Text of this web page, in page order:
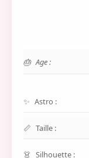
Age :
Astro :
Taille :
Silhouette :